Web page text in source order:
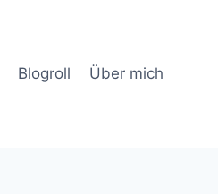
Blogroll Über mich